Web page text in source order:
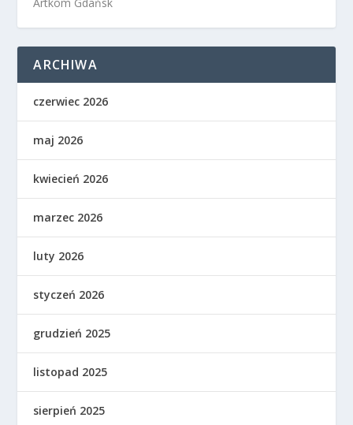
Artkom Gdańsk
ARCHIWA
czerwiec 2026
maj 2026
kwiecień 2026
marzec 2026
luty 2026
styczeń 2026
grudzień 2025
listopad 2025
sierpień 2025